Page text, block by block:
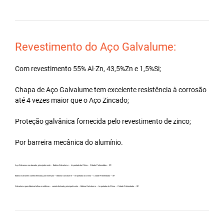
Revestimento do Aço Galvalume:
Com revestimento 55% Al-Zn, 43,5%Zn e 1,5%Si;
Chapa de Aço Galvalume tem excelente resistência à corrosão
até 4 vezes maior que o Aço Zincado;
Proteção galvânica fornecida pelo revestimento de zinco;
Por barreira mecânica do alumínio.
Aço Galvanew no atacado, principalmente – Bobina Galvalume – Importada da China – Cidade Potirendaba – SP.
Bobina Galvanew carreta fechada, por exemplo – Bobina Galvalume – Importada da China – Cidade Potirendaba – SP.
Galvalume para fabricar telhas metálicas – carreta fechada, principalmente – Bobina Galvalume – Importada da China – Cidade Potirendaba – SP.